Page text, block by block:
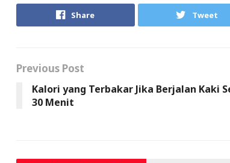
Share Tweet
Previous Post
Kalori yang Terbakar Jika Berjalan Kaki
30 Menit